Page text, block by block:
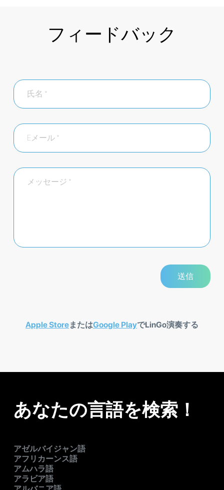
フィードバック
Apple StoreまたはGoogle PlayでLinGo演奏する
あなたの言語を検索！
アゼルバイジャン語
アフリカーンス語
アムハラ語
アラビア語